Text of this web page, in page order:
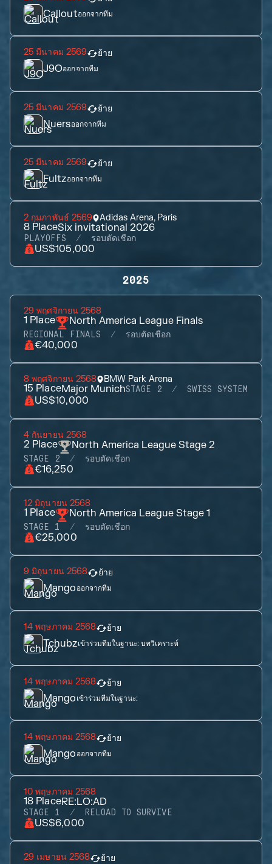
Calloutออกจากทีม
25 มีนาคม 2569 ย้าย
J9Oออกจากทีม
25 มีนาคม 2569 ย้าย
Nuersออกจากทีม
25 มีนาคม 2569 ย้าย
Fultzออกจากทีม
2 กุมภาพันธ์ 2569 Adidas Arena, Paris
8 PlaceSix invitational 2026
PLAYOFFS รอบตัดเชือก
US$105,000
2025
29 พฤศจิกายน 2568
1 Place North America League Finals
REGIONAL FINALS รอบตัดเชือก
€40,000
8 พฤศจิกายน 2568 BMW Park Arena
15 PlaceMajor MunichSTAGE 2 SWISS SYSTEM
US$10,000
4 กันยายน 2568
2 Place North America League Stage 2
STAGE 2 รอบตัดเชือก
€16,250
12 มิถุนายน 2568
1 Place North America League Stage 1
STAGE 1 รอบตัดเชือก
€25,000
9 มิถุนายน 2568 ย้าย
Mangoออกจากทีม
14 พฤษภาคม 2568 ย้าย
Tchubzเข้าร่วมทีมในฐานะ:บทวิเคราะห์
14 พฤษภาคม 2568 ย้าย
Mangoเข้าร่วมทีมในฐานะ:
14 พฤษภาคม 2568 ย้าย
Mangoออกจากทีม
10 พฤษภาคม 2568
18 PlaceRE:LO:AD
STAGE 1 RELOAD TO SURVIVE
US$6,000
29 เมษายน 2568 ย้าย